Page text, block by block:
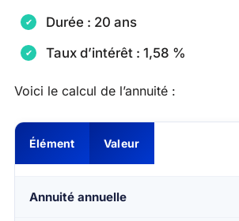
Durée : 20 ans
Taux d’intérêt : 1,58 %
Voici le calcul de l’annuité :
Élément Valeur
Annuité annuelle